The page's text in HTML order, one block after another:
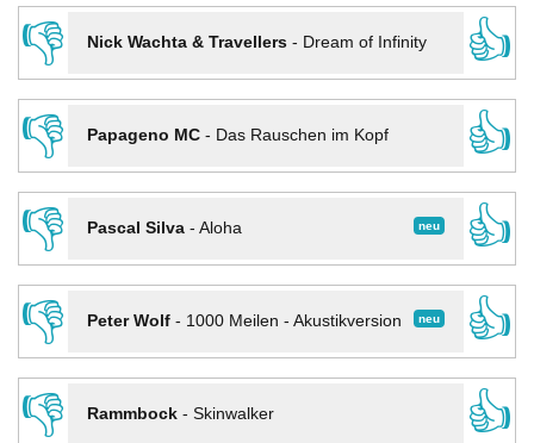
👎
Nick Wachta & Travellers- Dream of Infinity
👍
👎
Papageno MC- Das Rauschen im Kopf
👍
👎
neu
Pascal Silva- Aloha
👍
👎
neu
Peter Wolf- 1000 Meilen - Akustikversion
👍
👎
Rammbock- Skinwalker
👍